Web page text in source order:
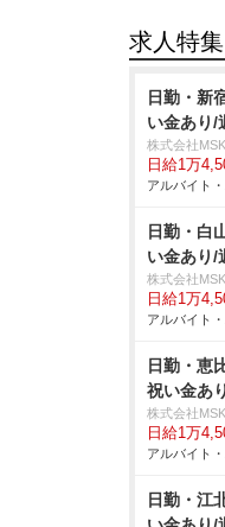
求人特集
日勤・新
い金あり/
株式会社MSK
日給1万
アルバイト
日勤・白
い金あり/
株式会社MSK
日給1万
アルバイト
日勤・恵
祝い金あ
株式会社MSK
日給1万
アルバイト
日勤・江